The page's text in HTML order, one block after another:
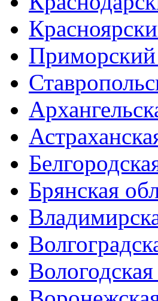
Приморский
Брянская